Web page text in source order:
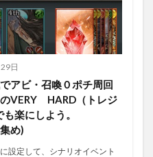
日
アビ・召喚０ポチ周回
VERY HARD（トレジ
楽にしよう。
め)
設定して、シナリオイベント